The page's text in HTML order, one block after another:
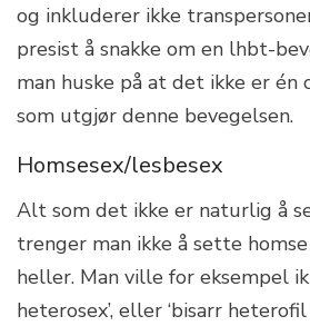
og inkluderer ikke
presist å snakke om en lhbt-
man huske på at det ikke er én
som utgjør denne bevegelsen.
Homsesex/lesbesex
Alt som det ikke er naturlig å
trenger man ikke å sette
heller. Man ville for eksempel
heterosex’, eller ‘bisarr